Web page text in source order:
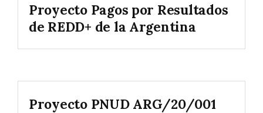
Proyecto Pagos por Resultados
de REDD+ de la Argentina
Proyecto PNUD ARG/20/001